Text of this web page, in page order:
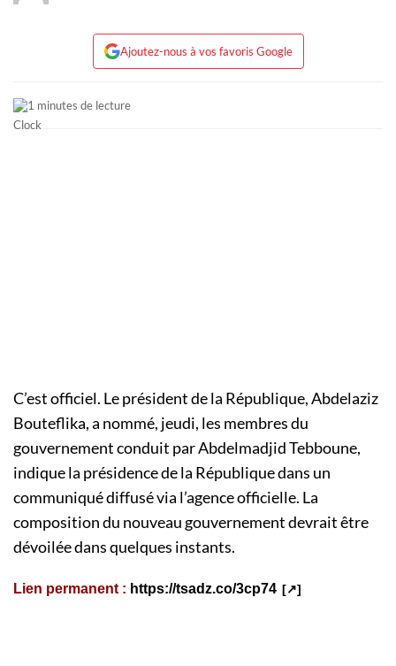
Ajoutez-nous à vos favoris Google
1 minutes de lecture
C’est officiel. Le président de la République, Abdelaziz
Bouteflika, a nommé, jeudi, les membres du
gouvernement conduit par Abdelmadjid Tebboune,
indique la présidence de la République dans un
communiqué diffusé via l’agence officielle. La
composition du nouveau gouvernement devrait être
dévoilée dans quelques instants.
Lien permanent : https://tsadz.co/3cp74